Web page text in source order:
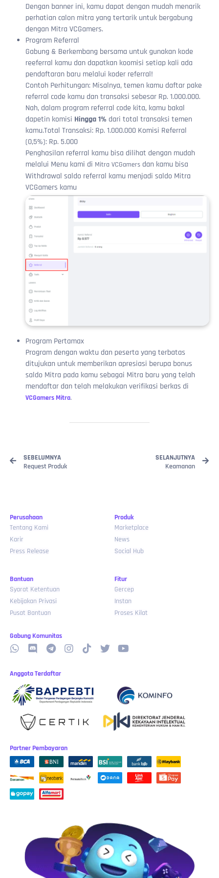
Dengan banner ini, kamu dapat dengan mudah menarik
perhatian calon mitra yang tertarik untuk bergabung
dengan Mitra VCGamers.
Program Referral
Gabung & Berkembang bersama untuk gunakan kode
reeferral kamu dan dapatkan koomisi setiap kali ada
pendaftaran baru melalui koder referral!
Contoh Perhitungan: Misalnya, temen kamu daftar pake
referral code kamu dan transaksi sebesar Rp. 1.000.000.
Nah, dalam program referral code kita, kamu bakal
dapetin komisi Hingga 1% dari total transaksi temen
kamu.Total Transaksi: Rp. 1.000.000 Komisi Referral
(0,5%): Rp. 5.000
Penghasilan referral kamu bisa dilihat dengan mudah
melalui Menu kami di Mitra VCGamers dan kamu bisa
Withdrawal saldo referral kamu menjadi saldo Mitra
VCGamers kamu
Program Pertamax
Program dengan waktu dan peserta yang terbatas
ditujukan untuk memberikan apresiasi berupa bonus
saldo Mitra pada kamu sebagai Mitra baru yang telah
mendaftar dan telah melakukan verifikasi berkas di
VCGamers Mitra.
SEBELUMNYA
Request Produk
SELANJUTNYA
Keamanan
Perusahaan
Tentang Kami
Karir
Press Release
Produk
Marketplace
News
Social Hub
Bantuan
Syarat Ketentuan
Kebijakan Privasi
Pusat Bantuan
Fitur
Gercep
Instan
Proses Kilat
Gabung Komunitas
Anggota Terdaftar
Partner Pembayaran